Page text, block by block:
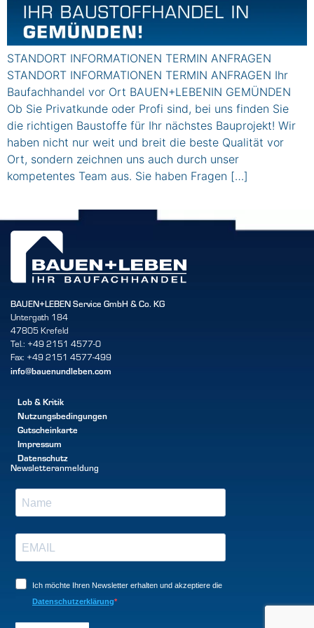
STANDORT INFORMATIONEN TERMIN ANFRAGEN
STANDORT INFORMATIONEN TERMIN ANFRAGEN Ihr
Baufachhandel vor Ort BAUEN+LEBENIN GEMÜNDEN
Ob Sie Privatkunde oder Profi sind, bei uns finden Sie
die richtigen Baustoffe für Ihr nächstes Bauprojekt! Wir
haben nicht nur weit und breit die beste Qualität vor
Ort, sondern zeichnen uns auch durch unser
kompetentes Team aus. Sie haben Fragen […]
BAUEN+LEBEN Service GmbH & Co. KG
Untergath 184
47805 Krefeld
Tel.: +49 2151 4577-0
Fax: +49 2151 4577-499
info@bauenundleben.com
Lob & Kritik
Nutzungsbedingungen
Gutscheinkarte
Impressum
Datenschutz
Newsletteranmeldung
Ich möchte Ihren Newsletter erhalten und akzeptiere die
Datenschutzerklärung